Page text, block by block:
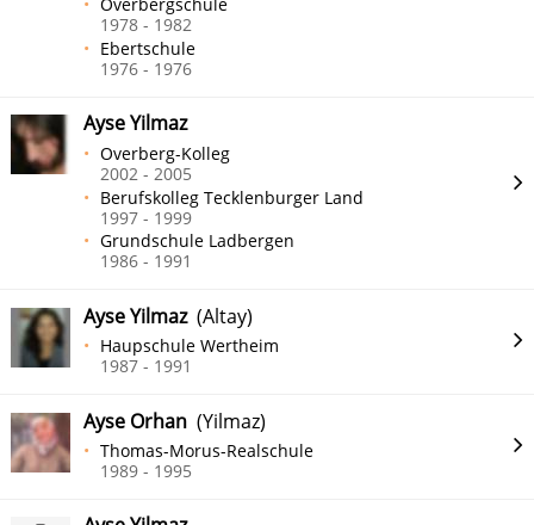
1978 - 1982
Ebertschule
1976 - 1976
Ayse Yilmaz
Overberg-Kolleg
2002 - 2005
Berufskolleg Tecklenburger Land
1997 - 1999
Grundschule Ladbergen
1986 - 1991
Ayse Yilmaz(Altay)
Haupschule Wertheim
1987 - 1991
Ayse Orhan (Yilmaz)
Thomas-Morus-Realschule
1989 - 1995